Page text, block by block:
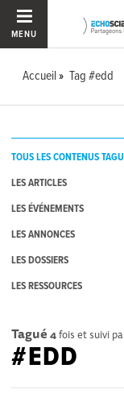
MENU
Accueil Tag #edd
TOUS LES CONTENUS
LES ARTICLES
LES ÉVÉNEMENTS
LES ANNONCES
LES DOSSIERS
LES RESSOURCES
Tagué 4fois et suivi
#EDD